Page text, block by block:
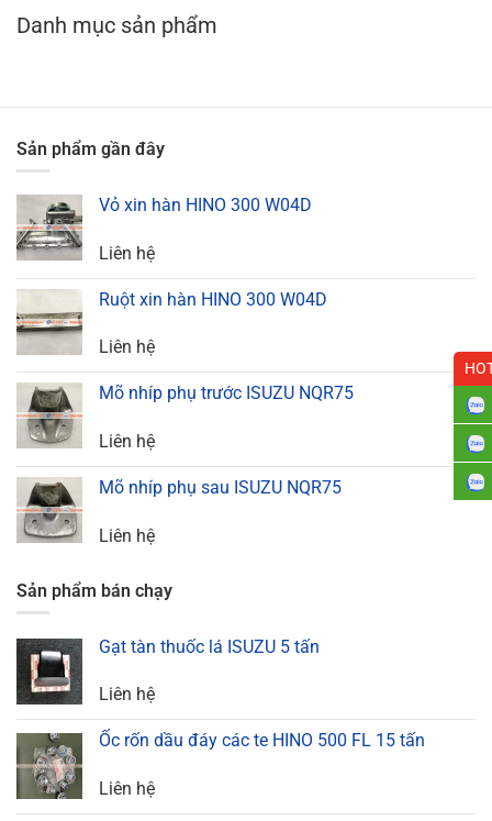
Danh mục sản phẩm
Sản phẩm gần đây
Vỏ xin hàn HINO 300 W04D
Liên hệ
Ruột xin hàn HINO 300 W04D
Liên hệ
Mõ nhíp phụ trước ISUZU NQR75
Liên hệ
Mõ nhíp phụ sau ISUZU NQR75
Liên hệ
Sản phẩm bán chạy
Gạt tàn thuốc lá ISUZU 5 tấn
Liên hệ
Ốc rốn dầu đáy các te HINO 500 FL 15 tấn
Liên hệ